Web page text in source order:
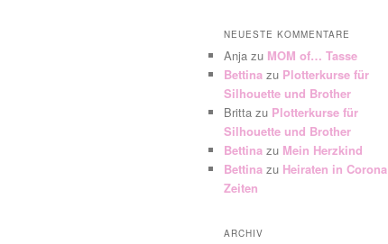
NEUESTE KOMMENTARE
Anja zu MOM of… Tasse
Bettina zu Plotterkurse für
Silhouette und Brother
Britta zu Plotterkurse für
Silhouette und Brother
Bettina zu Mein Herzkind
Bettina zu Heiraten in Corona
Zeiten
ARCHIV